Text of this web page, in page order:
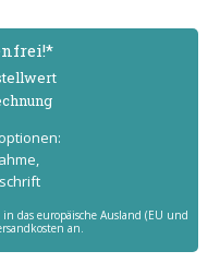
das europäische Ausland (EU und
an.